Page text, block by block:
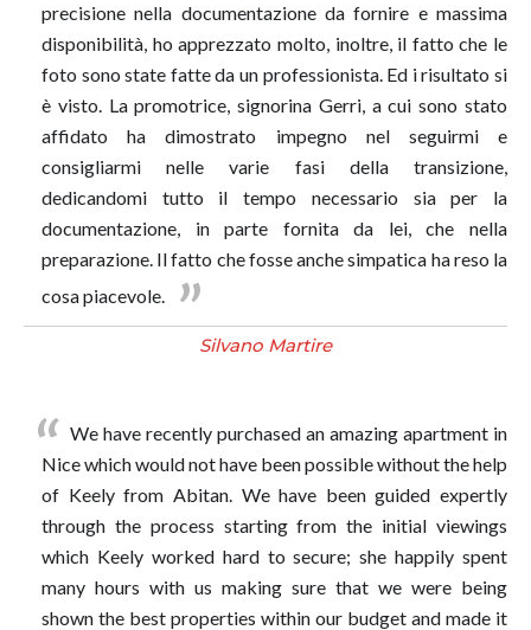
precisione nella documentazione da fornire e massima
disponibilità, ho apprezzato molto, inoltre, il fatto che le
foto sono state fatte da un professionista. Ed i risultato si
è visto. La promotrice, signorina Gerri, a cui sono stato
affidato ha dimostrato impegno nel seguirmi e
consigliarmi nelle varie fasi della transizione,
dedicandomi tutto il tempo necessario sia per la
documentazione, in parte fornita da lei, che nella
preparazione. Il fatto che fosse anche simpatica ha reso la
cosa piacevole.
Silvano Martire
We have recently purchased an amazing apartment in
Nice which would not have been possible without the help
of Keely from Abitan. We have been guided expertly
through the process starting from the initial viewings
which Keely worked hard to secure; she happily spent
many hours with us making sure that we were being
shown the best properties within our budget and made it